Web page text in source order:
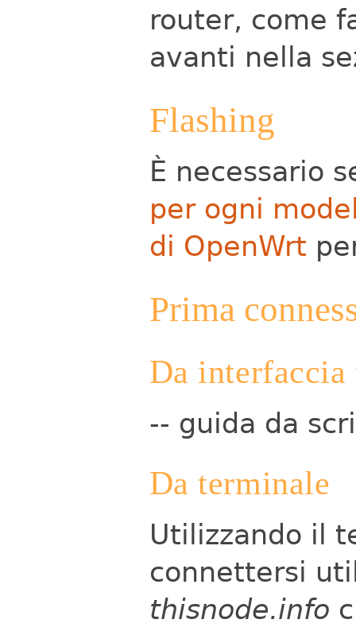
router, come
avanti nella
Flashing
È necessario
per ogni
di OpenWrt
Prima
Da interfaccia
-- guida da
Da terminale
Utilizzando il
connettersi
thisnode.info